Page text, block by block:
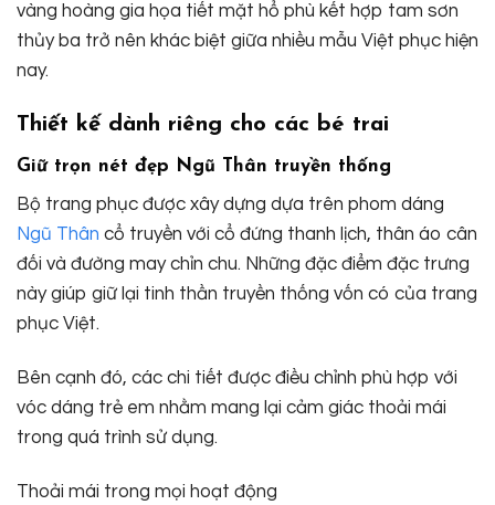
vàng hoàng gia họa tiết mặt hổ phù kết hợp tam sơn
thủy ba trở nên khác biệt giữa nhiều mẫu Việt phục hiện
nay.
Thiết kế dành riêng cho các bé trai
Giữ trọn nét đẹp Ngũ Thân truyền thống
Bộ trang phục được xây dựng dựa trên phom dáng
Ngũ Thân cổ truyền với cổ đứng thanh lịch, thân áo cân
đối và đường may chỉn chu. Những đặc điểm đặc trưng
này giúp giữ lại tinh thần truyền thống vốn có của trang
phục Việt.
Bên cạnh đó, các chi tiết được điều chỉnh phù hợp với
vóc dáng trẻ em nhằm mang lại cảm giác thoải mái
trong quá trình sử dụng.
Thoải mái trong mọi hoạt động